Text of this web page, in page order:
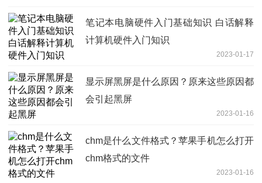
笔记本电脑硬件入门基础知识 白话解释
计算机硬件入门知识
2023-01-17
显示屏黑屏是什么原因？原来这些原因都
会引起黑屏
2023-01-16
chm是什么文件格式？苹果手机怎么打开
chm格式的文件
2023-01-16